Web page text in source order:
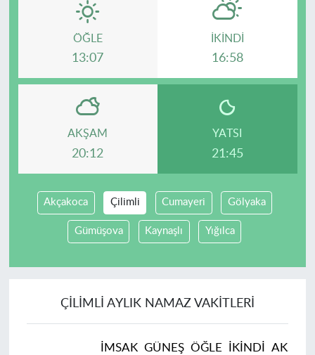
ÖĞLE
13:07
İKINDI
16:58
AKŞAM
20:12
YATSI
21:45
Akçakoca Çilimli Cumayeri Gölyaka
Gümüşova Kaynaşlı Yığılca
ÇILIMLI AYLIK NAMAZ VAKITLERI
İMSAK GÜNEŞ ÖĞLE İKINDI
AKŞAM